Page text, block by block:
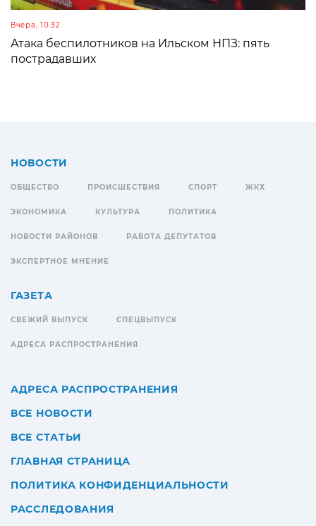
Вчера, 10:32
Атака беспилотников на Ильском НПЗ: пять
пострадавших
НОВОСТИ
ОБЩЕСТВО ПРОИСШЕСТВИЯ СПОРТ ЖКХ
ЭКОНОМИКА КУЛЬТУРА ПОЛИТИКА
НОВОСТИ РАЙОНОВ РАБОТА ДЕПУТАТОВ
ЭКСПЕРТНОЕ МНЕНИЕ
ГАЗЕТА
СВЕЖИЙ ВЫПУСК СПЕЦВЫПУСК
АДРЕСА РАСПРОСТРАНЕНИЯ
АДРЕСА РАСПРОСТРАНЕНИЯ
ВСЕ НОВОСТИ
ВСЕ СТАТЬИ
ГЛАВНАЯ СТРАНИЦА
ПОЛИТИКА КОНФИДЕНЦИАЛЬНОСТИ
РАССЛЕДОВАНИЯ